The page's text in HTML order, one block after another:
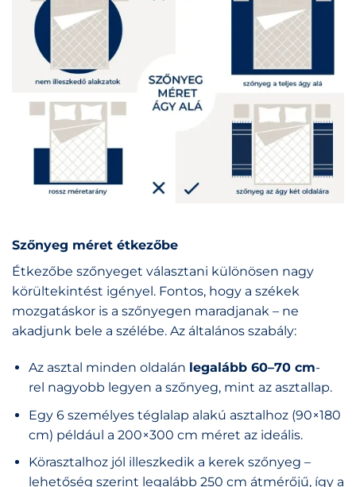
Szőnyeg méret étkezőbe
Étkezőbe szőnyeget választani különösen nagy
körültekintést igényel. Fontos, hogy a székek
mozgatáskor is a szőnyegen maradjanak – ne
akadjunk bele a szélébe. Az általános szabály:
Az asztal minden oldalán legalább 60–70 cm-
rel nagyobb legyen a szőnyeg, mint az asztallap.
Egy 6 személyes téglalap alakú asztalhoz (90×180
cm) például a 200×300 cm méret az ideális.
Körasztalhoz jól illeszkedik a kerek szőnyeg –
lehetőség szerint legalább 250 cm átmérőjű, így a